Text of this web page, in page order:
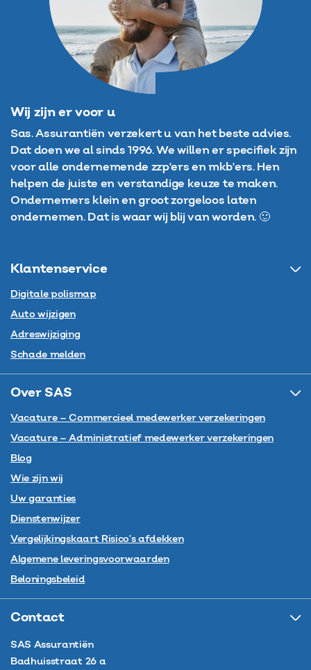
Wij zijn er voor u
Sas. Assurantiën verzekert u van het beste advies.
Dat doen we al sinds 1996. We willen er specifiek zijn
voor alle ondernemende zzp'ers en mkb'ers. Hen
helpen de juiste en verstandige keuze te maken.
Ondernemers klein en groot zorgeloos laten
ondernemen. Dat is waar wij blij van worden. 🙂
Klantenservice
Digitale polismap
Auto wijzigen
Adreswijziging
Schade melden
Over SAS
Vacature – Commercieel medewerker verzekeringen
Vacature – Administratief medewerker verzekeringen
Blog
Wie zijn wij
Uw garanties
Dienstenwijzer
Vergelijkingskaart Risico’s afdekken
Algemene leveringsvoorwaarden
Beloningsbeleid
Contact
SAS Assurantiën
Badhuisstraat 26 a